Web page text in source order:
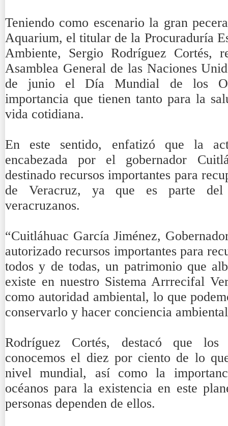
Teniendo como escenario la gran
Aquarium, el titular de la Procuraduría
Ambiente, Sergio Rodríguez Cortés,
Asamblea General de las Naciones
de junio el Día Mundial de los
importancia que tienen tanto para la
vida cotidiana.
En este sentido, enfatizó que la
encabezada por el gobernador
destinado recursos importantes para
de Veracruz, ya que es parte
veracruzanos.
“Cuitláhuac García Jiménez,
autorizado recursos importantes para
todos y de todas, un patrimonio que
existe en nuestro Sistema Arrrecifal
como autoridad ambiental, lo que
conservarlo y hacer conciencia
Rodríguez Cortés, destacó que los
conocemos el diez por ciento de lo
nivel mundial, así como la
océanos para la existencia en este
personas dependen de ellos.